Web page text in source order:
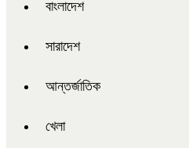
বাংলাদেশ
সারাদেশ
আন্তর্জাতিক
খেলা